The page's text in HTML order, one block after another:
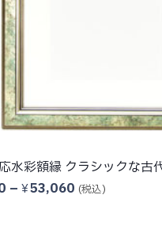
水彩額縁 クラシックな古
–¥53,060 価
(税込)